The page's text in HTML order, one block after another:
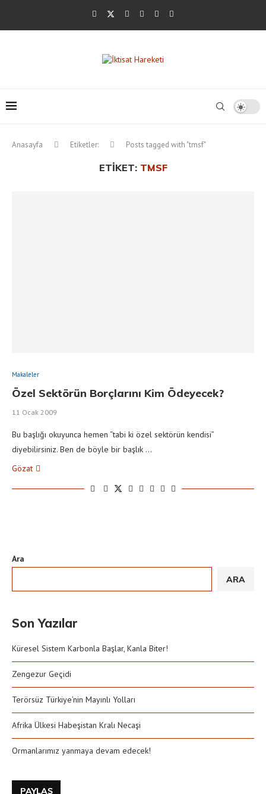
Anasayfa Etiketler: Posts tagged with "tmsf"
ETIKET: TMSF
Makaleler
Özel Sektörün Borçlarını Kim Ödeyecek?
11 Ocak 2009
Bu başlığı okuyunca hemen “tabi ki özel sektörün kendisi”
diyebilirsiniz. Ben de böyle bir başlık …
Gözat
Ara
ARA
Son Yazılar
Küresel Sistem Karbonla Başlar, Kanla Biter!
Zengezur Geçidi
Terörsüz Türkiye’nin Mayınlı Yolları
Afrika Ülkesi Habeşistan Kralı Necaşi
Ormanlarımız yanmaya devam edecek!
PAYLAŞ